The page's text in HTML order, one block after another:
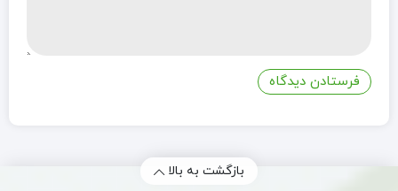
بازگشت به بالا